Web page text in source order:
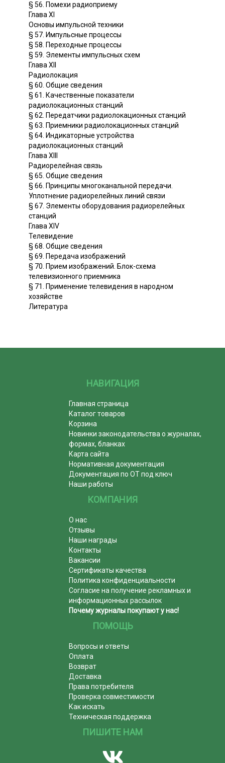
§ 56. Помехи радиоприему
Глава XI
Основы импульсной техники
§ 57. Импульсные процессы
§ 58. Переходные процессы
§ 59. Элементы импульсных схем
Глава XII
Радиолокация
§ 60. Общие сведения
§ 61. Качественные показатели
радиолокационных станций
§ 62. Передатчики радиолокационных станций
§ 63. Приемники радиолокационных станций
§ 64. Индикаторные устройства
радиолокационных станций
Глава XIII
Радиорелейная связь
§ 65. Общие сведения
§ 66. Принципы многоканальной передачи.
Уплотнение радиорелейных линий связи
§ 67. Элементы оборудования радиорелейных
станций
Глава XIV
Телевидение
§ 68. Общие сведения
§ 69. Передача изображений
§ 70. Прием изображений. Блок-схема
телевизионного приемника
§ 71. Применение телевидения в народном
хозяйстве
Литература
НАВИГАЦИЯ
Главная страница
Каталог товаров
Корзина
Новинки законодательства о журналах,
формах, бланках
Карта сайта
Нормативная документация
Документация по ОТ под ключ
Наши работы
КОМПАНИЯ
О нас
Отзывы
Наши награды
Контакты
Вакансии
Сертификаты качества
Политика конфиденциальности
Согласие на получение рекламных и
информационных рассылок
Почему журналы покупают у нас!
ПОМОЩЬ
Вопросы и ответы
Оплата
Возврат
Доставка
Права потребителя
Проверка совместимости
Как искать
Техническая поддержка
ПИШИТЕ НАМ